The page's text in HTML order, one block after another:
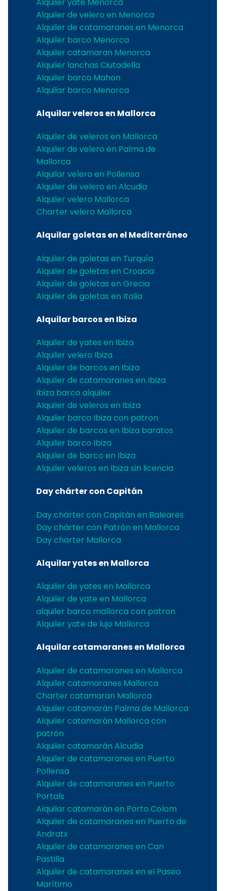
Alquiler de velero en Menorca
Alquiler de catamaranes en Menorca
Alquiler barco Menorca
Alquiler catamaran Menorca
Alquiler lanchas Ciutadella
Alquiler barco Mahon
Alquilar barco Menorca
Alquilar veleros en Mallorca
Alquiler de veleros en Mallorca
Alquiler de velero en Palma de
Mallorca
Alquilar velero en Pollensa
Alquiler de velero en Alcudia
Alquiler velero Mallorca
Charter velero Mallorca
Alquilar goletas en el Mediterráneo
Alquiler de goletas en Turquía
Alquiler de goletas en Croacia
Alquiler de goletas en Grecia
Alquiler de goletas en Italia
Alquilar barcos en Ibiza
Alquiler de yates en Ibiza
Alquiler velero Ibiza
Alquiler de barcos en Ibiza
Alquiler de catamaranes en Ibiza
Ibiza barco alquiler
Alquiler de veleros en Ibiza
Alquiler barco Ibiza con patron
Alquiler de barcos en Ibiza baratos
Alquiler barco Ibiza
Alquiler de barco en Ibiza
Alquiler veleros en Ibiza sin licencia
Day chárter con Capitán
Day chárter con Capitán en Baleares
Day chárter con Patrón en Mallorca
Day charter Mallorca
Alquilar yates en Mallorca
Alquiler de yates en Mallorca
Alquiler de yate en Mallorca
alquiler barco mallorca con patron
Alquiler yate de lujo Mallorca
Alquilar catamaranes en Mallorca
Alquiler de catamaranes en Mallorca
Alquiler catamaranes Mallorca
Charter catamaran Mallorca
Alquiler catamarán Palma de Mallorca
Alquiler catamarán Mallorca con
patrón
Alquiler catamarán Alcudia
Alquiler de catamaranes en Puerto
Pollensa
Alquiler de catamaranes en Puerto
Portals
Alquilar catamarán en Porto Colom
Alquiler de catamaranes en Puerto de
Andratx
Alquiler de catamaranes en Can
Pastilla
Alquiler de catamaranes en el Paseo
Marítimo